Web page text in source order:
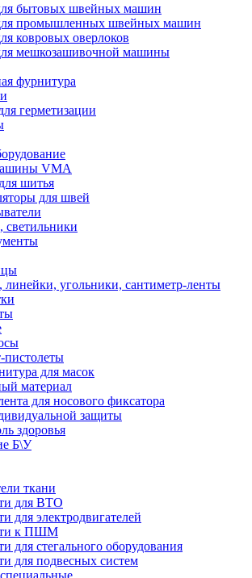
бытовых швейных машин
промышленных швейных машин
ковровых оверлоков
мешкозашивочной машины
фурнитура
герметизации
VMA
шитья
для швей
угольники, сантиметр-ленты
пистолеты
для масок
материал
для носового фиксатора
защиты
здоровья
Б\У
ткани
для ВТО
для электродвигателей
к ПШМ
для стегального оборудования
для подвесных систем